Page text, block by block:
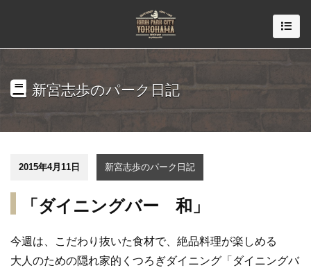
新宮志歩のパーク日記
2015年4月11日 新宮志歩のパーク日記
「ダイニングバー 和」
今週は、こだわり抜いた食材で、絶品料理が楽しめる
大人のための隠れ家的くつろぎダイニング「ダイニングバ